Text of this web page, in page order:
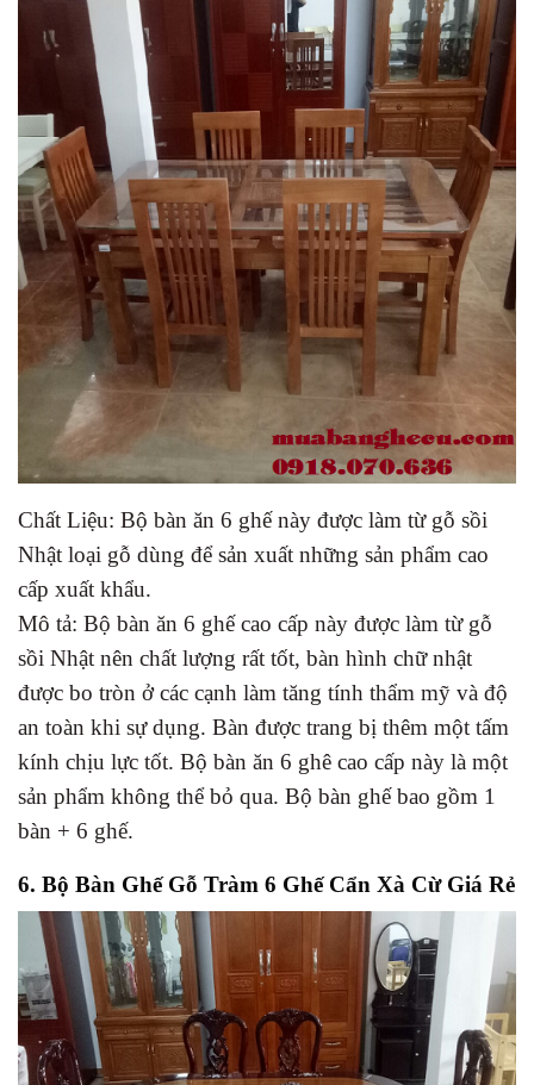
Chất Liệu: Bộ bàn ăn 6 ghế này được làm từ gỗ sồi
Nhật loại gỗ dùng để sản xuất những sản phẩm cao
cấp xuất khẩu.
Mô tả: Bộ bàn ăn 6 ghế cao cấp này được làm từ gỗ
sồi Nhật nên chất lượng rất tốt, bàn hình chữ nhật
được bo tròn ở các cạnh làm tăng tính thẩm mỹ và độ
an toàn khi sự dụng. Bàn được trang bị thêm một tấm
kính chịu lực tốt. Bộ bàn ăn 6 ghê cao cấp này là một
sản phẩm không thể bỏ qua. Bộ bàn ghế bao gồm 1
bàn + 6 ghế.
6. Bộ Bàn Ghế Gỗ Tràm 6 Ghế Cẩn Xà Cừ Giá Rẻ